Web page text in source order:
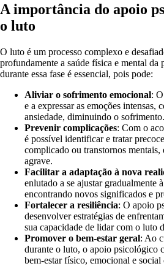
A importância do apoio
o luto
O luto é um processo complexo e
profundamente a saúde física e mental da
durante essa fase é essencial, pois pode:
Aliviar o sofrimento emocional:
e a expressar as emoções intensas,
ansiedade, diminuindo o sofrimento.
Prevenir complicações: Com o
é possível identificar e tratar
complicado ou transtornos mentais,
agrave.
Facilitar a adaptação à nova
enlutado a se ajustar gradualmente
encontrando novos significados e
Fortalecer a resiliência: O apoio
desenvolver estratégias de
sua capacidade de lidar com o luto
Promover o bem-estar geral: Ao
durante o luto, o apoio psicológico
bem-estar físico, emocional e social